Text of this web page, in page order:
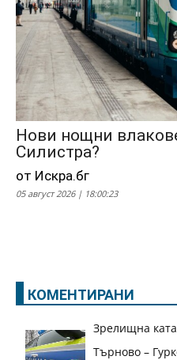
Нови нощни
Силистра?
от Искра.бг
05 август 2026 | 18:00:23
КОМЕНТИРАНИ
Зрелищна
Търново –